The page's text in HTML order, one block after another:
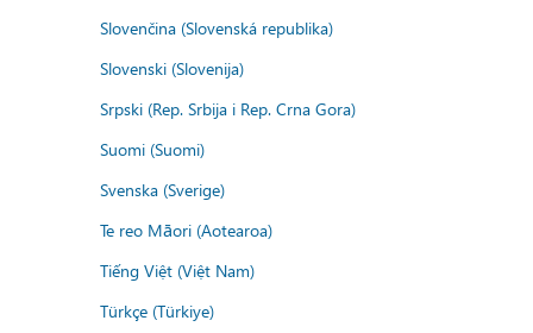
Slovenčina (Slovenská republika)
Slovenski (Slovenija)
Srpski (Rep. Srbija i Rep. Crna Gora)
Suomi (Suomi)
Svenska (Sverige)
Te reo Māori (Aotearoa)
Tiếng Việt (Việt Nam)
Türkçe (Türkiye)